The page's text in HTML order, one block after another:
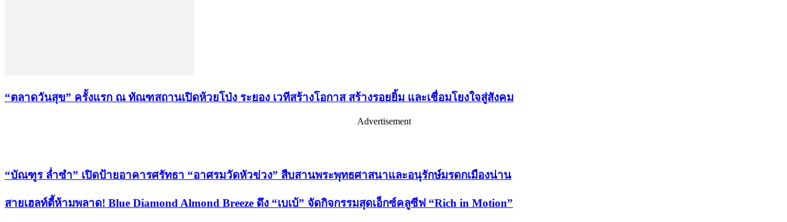
“ตลาดวันสุข” ครั้งแรก ณ ทัณฑสถานเปิดห้วยโป่ง ระยอง เวทีสร้างโอกาส สร้างรอยยิ้ม และเชื่อมโยงใจสู่สังคม
Advertisement
“บัณฑูร ล่ำซำ” เปิดป้ายอาคารศรัทธา “อาศรมวัดหัวข่วง” สืบสานพระพุทธศาสนาและอนุรักษ์มรดกเมืองน่าน
สายเฮลท์ตี้ห้ามพลาด! Blue Diamond Almond Breeze ดึง “เบเบ้” จัดกิจกรรมสุดเอ็กซ์คลูซีฟ “Rich in Motion”